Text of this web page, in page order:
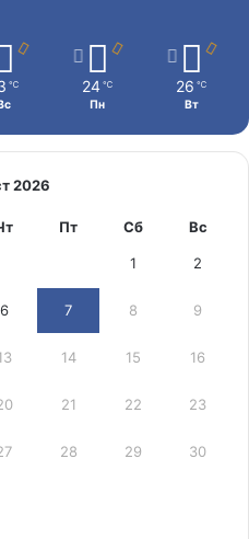
℃ 24 ℃
Пн
26 ℃
Вт
2026
Пт Сб Вс
1 2
6 7 8 9
14 15 16
21 22 23
28 29 30